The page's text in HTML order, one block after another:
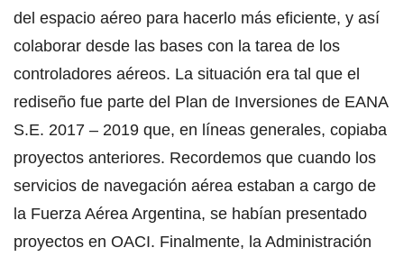
del espacio aéreo para hacerlo más eficiente, y así
colaborar desde las bases con la tarea de los
controladores aéreos. La situación era tal que el
rediseño fue parte del Plan de Inversiones de EANA
S.E. 2017 – 2019 que, en líneas generales, copiaba
proyectos anteriores. Recordemos que cuando los
servicios de navegación aérea estaban a cargo de
la Fuerza Aérea Argentina, se habían presentado
proyectos en OACI. Finalmente, la Administración